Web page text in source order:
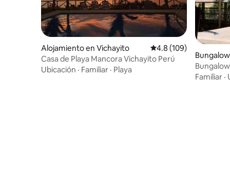
Alojamiento en Vichayito Calificación promedio:
4.8 (109)
Casa de Playa Mancora Vichayito Perú
Ubicación · Familiar · Playa
Punta
Familiar ·